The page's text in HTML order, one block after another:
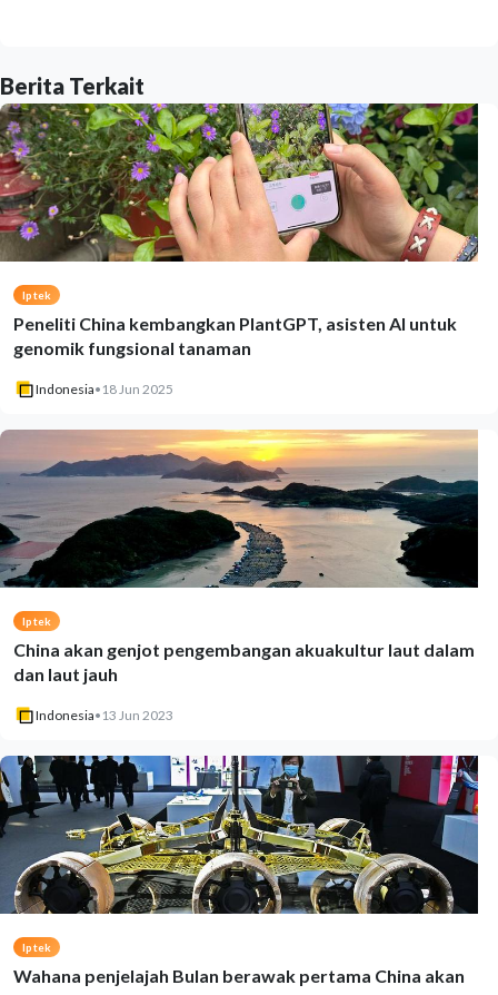
Berita Terkait
Iptek
Peneliti China kembangkan PlantGPT, asisten AI untuk
genomik fungsional tanaman
Indonesia• 18 Jun 2025
Iptek
China akan genjot pengembangan akuakultur laut dalam
dan laut jauh
Indonesia• 13 Jun 2023
Iptek
Wahana penjelajah Bulan berawak pertama China akan